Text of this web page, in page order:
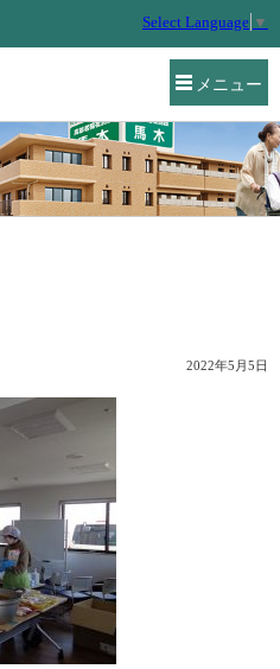
メニュー
Select Language ▼
2022年5月5日